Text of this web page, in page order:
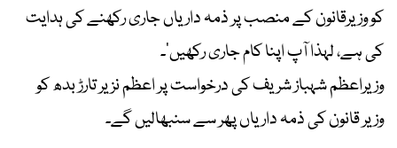
کو وزیرقانون کے منصب پر ذمہ داریاں جاری رکھنے کی ہدایت
کی ہے، لہذا آپ اپنا کام جاری رکھیں‘۔
وزیراعظم شہباز شریف کی درخواست پر اعظم نزیر تارڑ بدھ کو
وزیر قانون کی ذمہ داریاں پھر سے سنبھالیں گے۔